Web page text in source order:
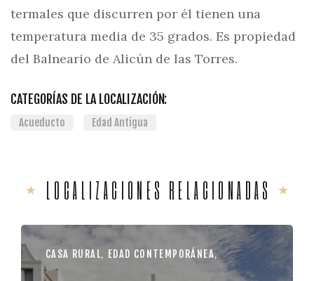
termales que discurren por él tienen una
temperatura media de 35 grados. Es propiedad
del Balneario de Alicún de las Torres.
CATEGORÍAS DE LA LOCALIZACIÓN:
Acueducto Edad Antigua
LOCALIZACIONES RELACIONADAS
CASA RURAL, EDAD CONTEMPORÁNEA,